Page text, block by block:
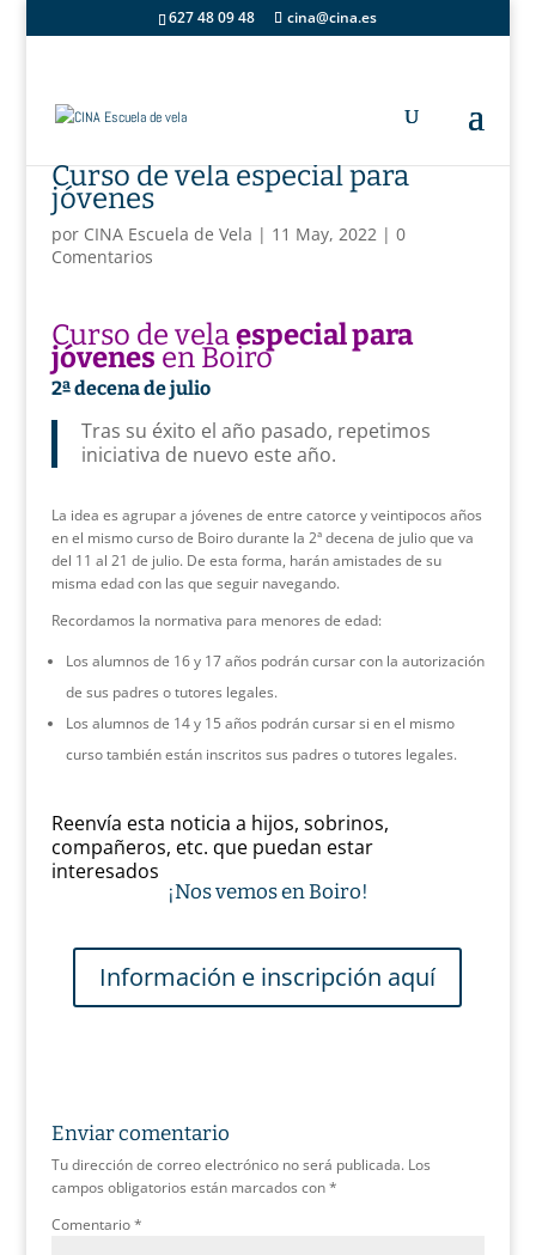
627 48 09 48 cina@cina.es
Curso de vela especial para
jóvenes
por CINA Escuela de Vela | 11 May, 2022| 0
Comentarios
Curso de velaespecial para
jóvenes en Boiro
2ª decena de julio
Tras su éxito el año pasado, repetimos
iniciativa de nuevo este año.
La idea es agrupar a jóvenes de entre catorce y veintipocos años
en el mismo curso de Boiro durante la 2ª decena de julio que va
del 11 al 21 de julio. De esta forma, harán amistades de su
misma edad con las que seguir navegando.
Recordamos la normativa para menores de edad:
Los alumnos de 16 y 17 años podrán cursar con la autorización
de sus padres o tutores legales.
Los alumnos de 14 y 15 años podrán cursar si en el mismo
curso también están inscritos sus padres o tutores legales.
Reenvía esta noticia a hijos, sobrinos,
compañeros, etc. que puedan estar
interesados
¡Nos vemos en Boiro!
Información e inscripción aquí
Enviar comentario
Tu dirección de correo electrónico no será publicada. Los
campos obligatorios están marcados con*
Comentario*